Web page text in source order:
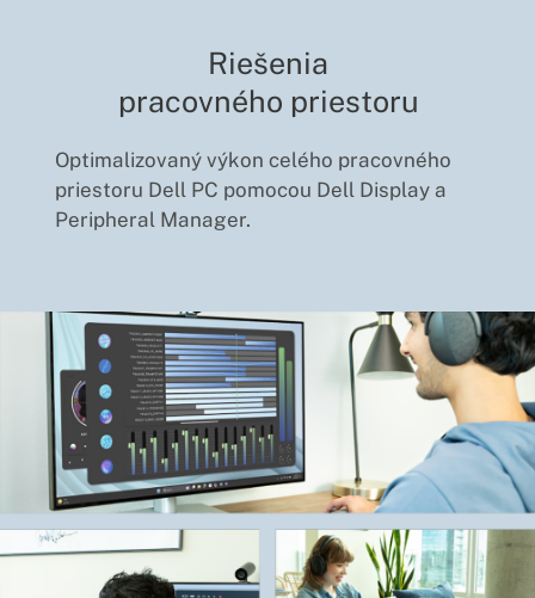
Riešenia
pracovného priestoru
Optimalizovaný výkon celého pracovného
priestoru Dell PC pomocou Dell Display a
Peripheral Manager.